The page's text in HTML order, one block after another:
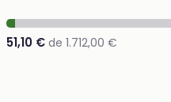
51,10 € de 1.712,00 €